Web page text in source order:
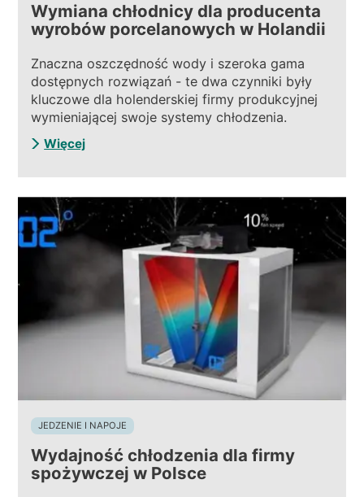
Wymiana chłodnicy dla producenta
wyrobów porcelanowych w Holandii
Znaczna oszczędność wody i szeroka gama
dostępnych rozwiązań - te dwa czynniki były
kluczowe dla holenderskiej firmy produkcyjnej
wymieniającej swoje systemy chłodzenia.
Więcej
JEDZENIE I NAPOJE
Wydajność chłodzenia dla firmy
spożywczej w Polsce